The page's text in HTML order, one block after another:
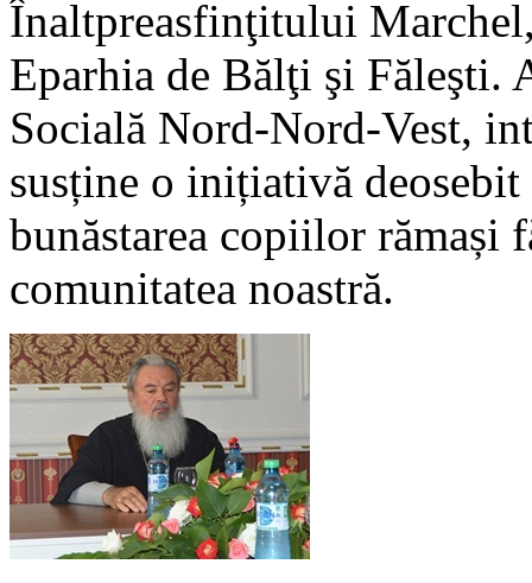
Înaltpreasfinţitului
Eparhia de Bălţi şi Făleşti.
Socială Nord-Nord-Vest,
susține o inițiativă
bunăstarea copiilor rămași
comunitatea noastră.